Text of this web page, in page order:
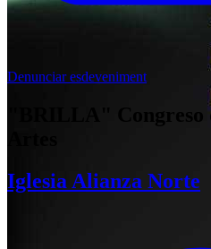
Denunciar esdeveniment
"BRILLA" Congreso
Iglesia Alianza Norte